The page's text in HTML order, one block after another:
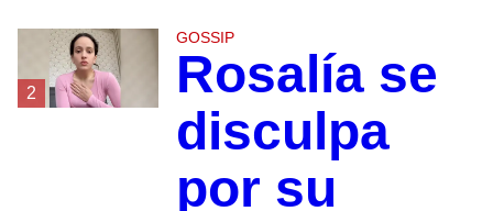
2
GOSSIP
Rosalía se
disculpa
por su